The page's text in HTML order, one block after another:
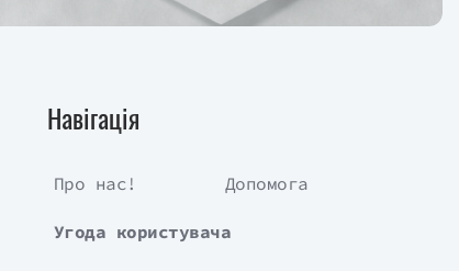
Навігація
Про нас! Допомога
Угода користувача